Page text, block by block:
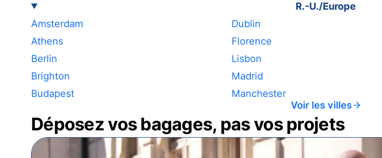
R.-U./Europe
Amsterdam
Athens
Berlin
Brighton
Budapest
Dublin
Florence
Lisbon
Madrid
Manchester
Voir les villes
Déposez vos bagages, pas vos projets